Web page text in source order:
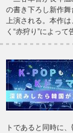
の書き下ろし新作
上演される。本作
く“赤狩り”によって
トであると同時に